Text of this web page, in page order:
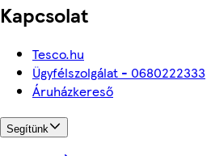
Kapcsolat
Tesco.hu
Ügyfélszolgálat - 0680222333
Áruházkereső
Segítünk